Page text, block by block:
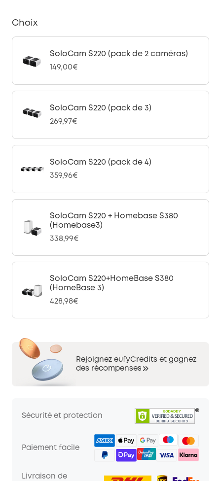
Choix
SoloCam S220 (pack de 2 caméras)
149,00€
SoloCam S220 (pack de 3)
269,97€
SoloCam S220 (pack de 4)
359,96€
SoloCam S220 + Homebase S380
(Homebase3)
338,99€
SoloCam S220+HomeBase S380
(HomeBase 3)
428,98€
Rejoignez eufyCredits et gagnez
des récompenses
Sécurité et protection
Paiement facile
Livraison de